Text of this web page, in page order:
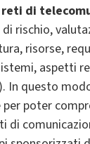
di
rischio,
risorse,
aspetti
In questo
poter
di